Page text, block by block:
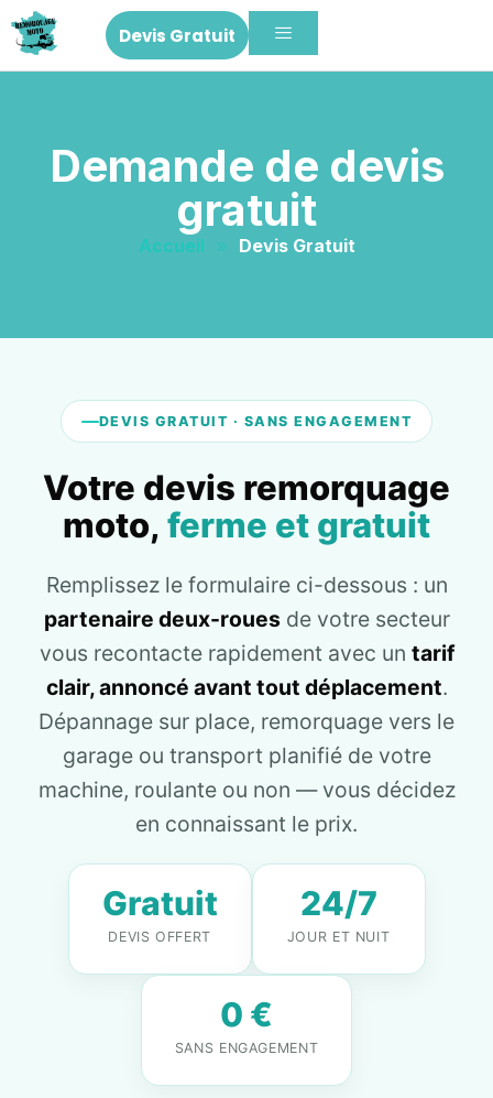
Devis Gratuit
Demande de devis
gratuit
Accueil » Devis Gratuit
DEVIS GRATUIT · SANS ENGAGEMENT
Votre devis remorquage
moto, ferme et gratuit
Remplissez le formulaire ci-dessous : un
partenaire deux-rouesde votre secteur
vous recontacte rapidement avec un tarif
clair, annoncé avant tout déplacement.
Dépannage sur place, remorquage vers le
garage ou transport planifié de votre
machine, roulante ou non — vous décidez
en connaissant le prix.
Gratuit
DEVIS OFFERT
24/7
JOUR ET NUIT
0 €
SANS ENGAGEMENT